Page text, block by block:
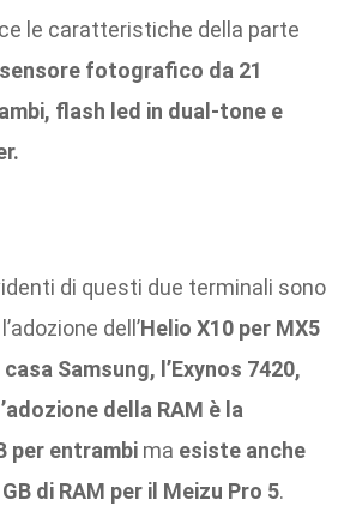
le caratteristiche della parte
sensore fotografico da 21
flash led in dual-tone e
di questi due terminali sono
dell’Helio X10 per MX5
Samsung, l’Exynos 7420,
l’adozione della RAM è la
per entrambi ma esiste anche
di RAM per il Meizu Pro 5.